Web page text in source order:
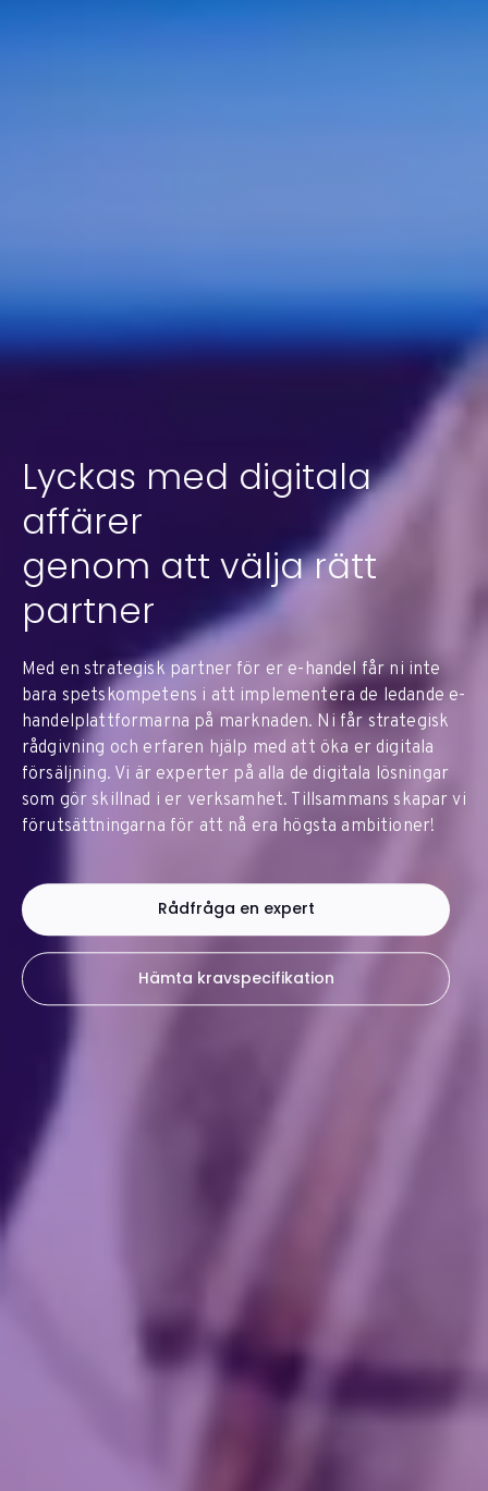
Lyckas med digitala
affärer
genom att välja rätt
partner
Med en strategisk partner för er e-handel får ni inte
bara spetskompetens i att implementera de ledande e-
handelplattformarna på marknaden. Ni får strategisk
rådgivning och erfaren hjälp med att öka er digitala
försäljning. Vi är experter på alla de digitala lösningar
som gör skillnad i er verksamhet. Tillsammans skapar vi
förutsättningarna för att nå era högsta ambitioner!
Rådfråga en expert
Hämta kravspecifikation